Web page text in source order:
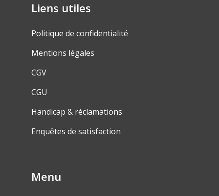
Liens utiles
Politique de confidentialité
Mentions légales
CGV
CGU
Handicap & réclamations
Enquêtes de satisfaction
Menu